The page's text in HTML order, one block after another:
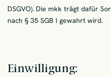
DSGVO). Die mkk trägt dafür
nach § 35 SGB I gewahrt wird.
Einwilligung: